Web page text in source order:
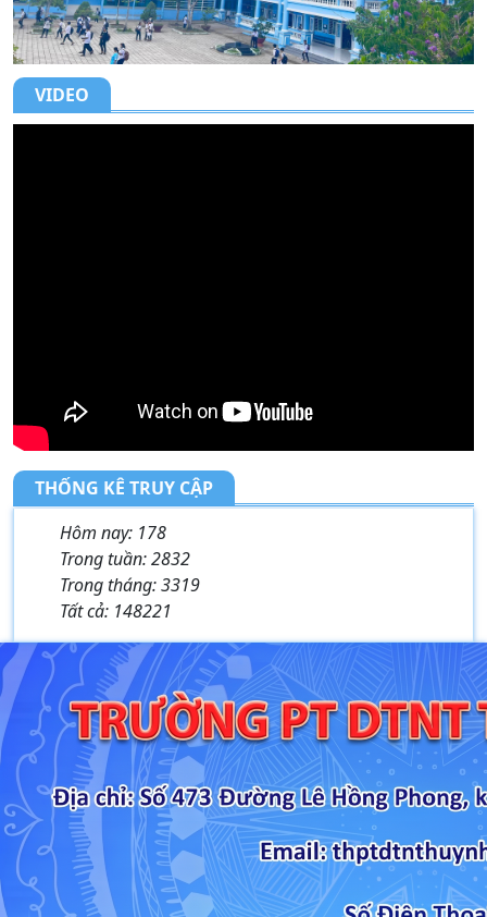
VIDEO
THỐNG KÊ TRUY CẬP
Hôm nay: 178
Trong tuần:2832
Trong tháng:3319
Tất cả: 148221